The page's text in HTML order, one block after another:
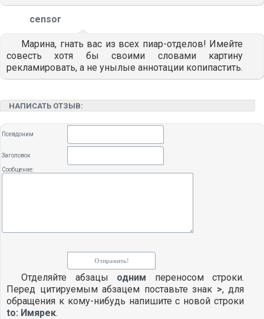
censor
Марина, гнать вас из всех пиар-отделов! Имейте
совесть хотя бы своими словами картину
рекламировать, а не унылые аннотации копипастить.
НАПИСАТЬ ОТЗЫВ:
Псевдоним
Заголовок
Сообщение:
Отделяйте абзацы одним переносом строки.
Перед цитируемым абзацем поставьте знак >, для
обращения к кому-нибудь напишите с новой строки
to: Имярек.